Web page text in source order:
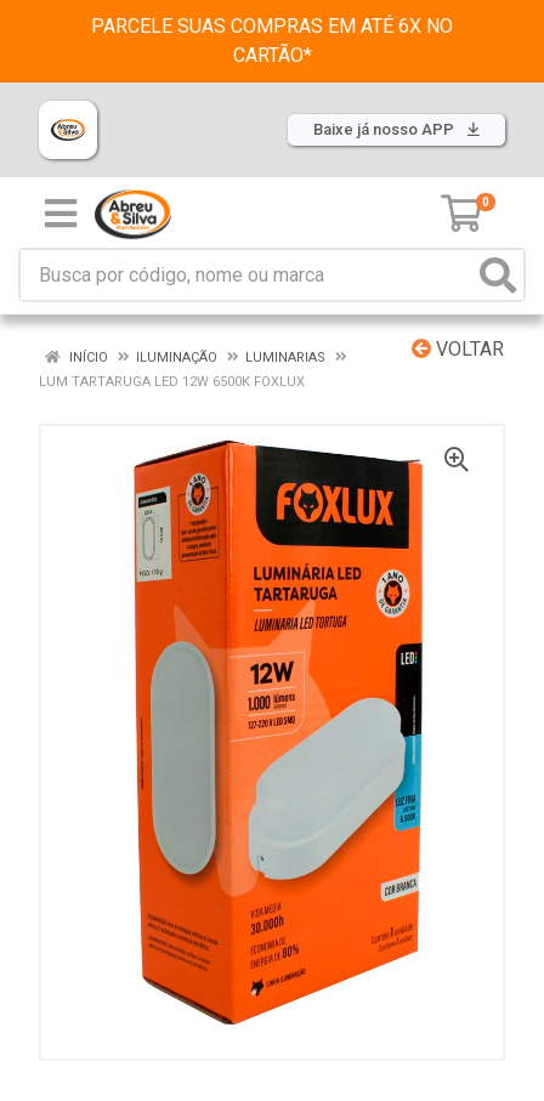
PARCELE SUAS COMPRAS EM ATÉ 6X NO
CARTÃO*
Baixe já nosso APP
0
VOLTAR
INÍCIO ILUMINAÇÃO
LUMINARIAS
LUM TARTARUGA LED 12W 6500K FOXLUX